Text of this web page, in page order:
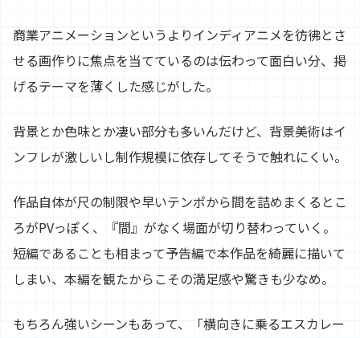
商業アニメーションというよりインディアニメを彷彿とさ
せる画作りに焦点を当てているのは伝わって面白い分、掲
げるテーマを薄くした感じがした。
背景とか色味とか凄い部分も多いんだけど、背景美術はイ
ンフレが激しいし制作規模に依存してそうで触れにくい。
作品自体が尺の制限や早いテンポから間を詰めまくるとこ
ろがPVっぽく、『間』がなく場面が切り替わっていく。
短編であることも相まって予告編で本作品を綺麗に描いて
しまい、本編を観たからこその満足感や驚きも少なめ。
もちろん強いシーンもあって、「横向きに乗るエスカレー